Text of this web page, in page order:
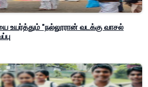
உயர்த்தும் "நல்லூரான் வடக்கு வாசல்